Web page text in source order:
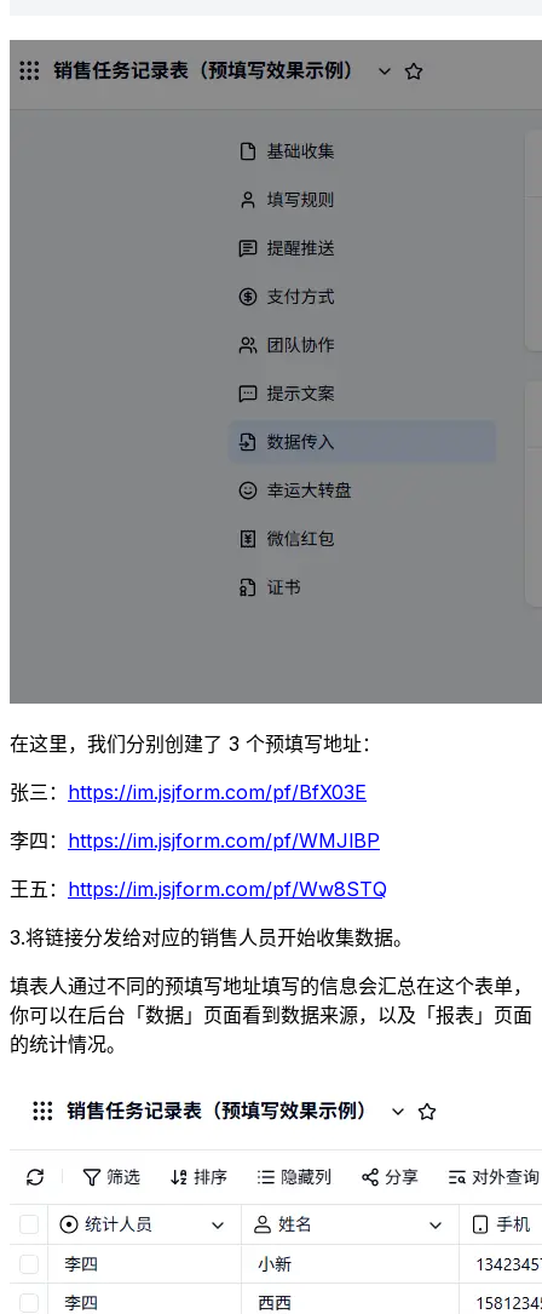
在这里，我们分别创建了 3 个预填写地址：
张三： https://im.jsjform.com/pf/BfX03E
李四： https://im.jsjform.com/pf/WMJlBP
王五： https://im.jsjform.com/pf/Ww8STQ
3.将链接分发给对应的销售人员开始收集数据。
填表人通过不同的预填写地址填写的信息会汇总在这个表单，
你可以在后台「数据」页面看到数据来源，以及「报表」页面
的统计情况。